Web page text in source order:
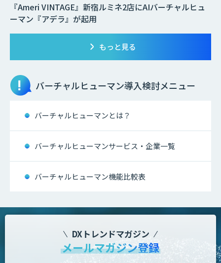
『Ameri VINTAGE』新宿ルミネ2店にAIバーチャルヒュ
ーマン『アデラ』が起用
もっと見る
バーチャルヒューマン導入検討メニュー
バーチャルヒューマンとは？
バーチャルヒューマンサービス・企業一覧
バーチャルヒューマン機能比較表
DXトレンドマガジン
メールマガジン登録